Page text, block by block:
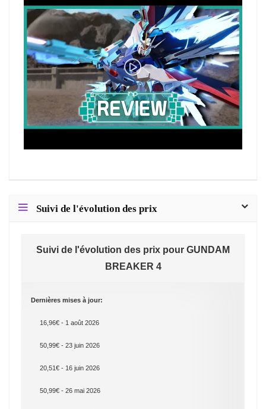
Suivi de l'évolution des prix
Suivi de l'évolution des prix pour GUNDAM
BREAKER 4
Dernières mises à jour:
16,96€ - 1 août 2026
50,99€ - 23 juin 2026
20,51€ - 16 juin 2026
50,99€ - 26 mai 2026